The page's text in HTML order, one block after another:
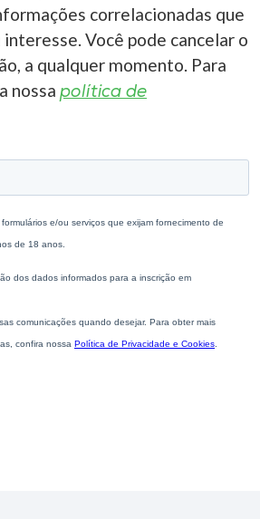
correlacionadas que
Você pode cancelar o
a qualquer momento. Para
nossa política de